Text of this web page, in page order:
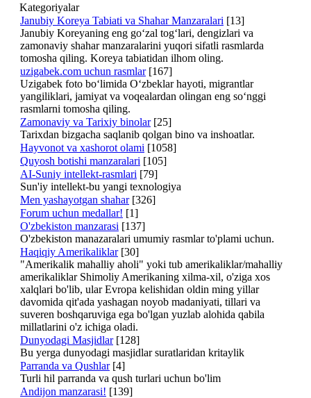
Kategoriyalar
Janubiy Koreya Tabiati va Shahar Manzaralari [13]
Janubiy Koreyaning eng go‘zal tog‘lari, dengizlari va
zamonaviy shahar manzaralarini yuqori sifatli rasmlarda
tomosha qiling. Koreya tabiatidan ilhom oling.
uzigabek.com uchun rasmlar [167]
Uzigabek foto bo‘limida O‘zbeklar hayoti, migrantlar
yangiliklari, jamiyat va voqealardan olingan eng so‘nggi
rasmlarni tomosha qiling.
Zamonaviy va Tarixiy binolar [25]
Tarixdan bizgacha saqlanib qolgan bino va inshoatlar.
Hayvonot va xashorot olami [1058]
Quyosh botishi manzaralari [105]
AI-Suniy intellekt-rasmlari [79]
Sun'iy intellekt-bu yangi texnologiya
Men yashayotgan shahar [326]
Forum uchun medallar! [1]
O'zbekiston manzarasi [137]
O'zbekiston manazaralari umumiy rasmlar to'plami uchun.
Haqiqiy Amerikaliklar [30]
"Amerikalik mahalliy aholi" yoki tub amerikaliklar/mahalliy
amerikaliklar Shimoliy Amerikaning xilma-xil, o'ziga xos
xalqlari bo'lib, ular Evropa kelishidan oldin ming yillar
davomida qit'ada yashagan noyob madaniyati, tillari va
suveren boshqaruviga ega bo'lgan yuzlab alohida qabila
millatlarini o'z ichiga oladi.
Dunyodagi Masjidlar [128]
Bu yerga dunyodagi masjidlar suratlaridan kritaylik
Parranda va Qushlar [4]
Turli hil parranda va qush turlari uchun bo'lim
Andijon manzarasi! [139]